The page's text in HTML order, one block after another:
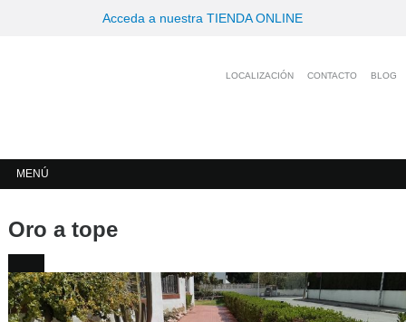
Acceda a nuestra TIENDA ONLINE
LOCALIZACIÓN CONTACTO BLOG
MENÚ
Oro a tope